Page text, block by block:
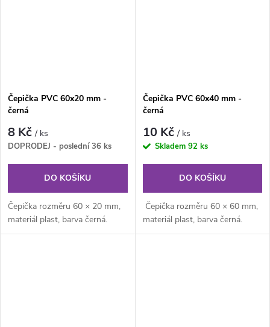
Čepička PVC 60x20 mm -
černá
8 Kč/ ks
DOPRODEJ - poslední36 ks
DO KOŠÍKU
Čepička rozměru 60 × 20 mm,
materiál plast, barva černá.
Čepička PVC 60x40 mm -
černá
10 Kč/ ks
Skladem 92 ks
DO KOŠÍKU
Čepička rozměru 60 × 60 mm,
materiál plast, barva černá.